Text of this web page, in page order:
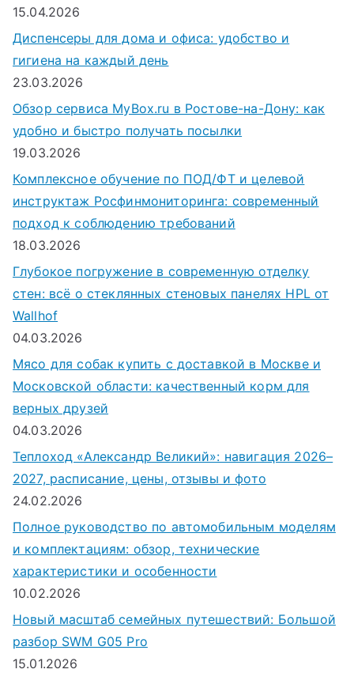
15.04.2026
Диспенсеры для дома и офиса: удобство и
гигиена на каждый день
23.03.2026
Обзор сервиса MyBox.ru в Ростове-на-Дону: как
удобно и быстро получать посылки
19.03.2026
Комплексное обучение по ПОД/ФТ и целевой
инструктаж Росфинмониторинга: современный
подход к соблюдению требований
18.03.2026
Глубокое погружение в современную отделку
стен: всё о стеклянных стеновых панелях HPL от
Wallhof
04.03.2026
Мясо для собак купить с доставкой в Москве и
Московской области: качественный корм для
верных друзей
04.03.2026
Теплоход «Александр Великий»: навигация 2026–
2027, расписание, цены, отзывы и фото
24.02.2026
Полное руководство по автомобильным моделям
и комплектациям: обзор, технические
характеристики и особенности
10.02.2026
Новый масштаб семейных путешествий: Большой
разбор SWM G05 Pro
15.01.2026